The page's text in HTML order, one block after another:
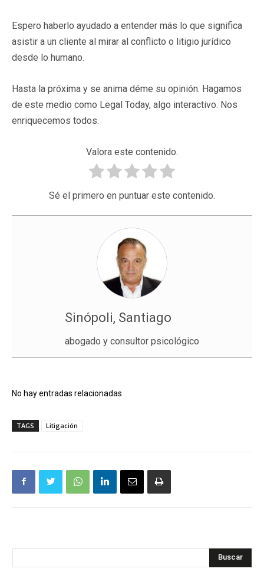
Espero haberlo ayudado a entender más lo que significa
asistir a un cliente al mirar al conflicto o litigio jurídico
desde lo humano.
Hasta la próxima y se anima déme su opinión. Hagamos
de este medio como Legal Today, algo interactivo. Nos
enriquecemos todos.
Valora este contenido.
Sé el primero en puntuar este contenido.
Sinópoli, Santiago
abogado y consultor psicológico
No hay entradas relacionadas
TAGS Litigación
Buscar